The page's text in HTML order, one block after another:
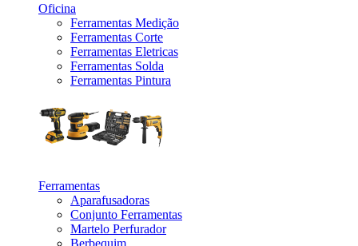
Oficina
Ferramentas Medição
Ferramentas Corte
Ferramentas Eletricas
Ferramentas Solda
Ferramentas Pintura
Ferramentas
Aparafusadoras
Conjunto Ferramentas
Martelo Perfurador
Berbequim